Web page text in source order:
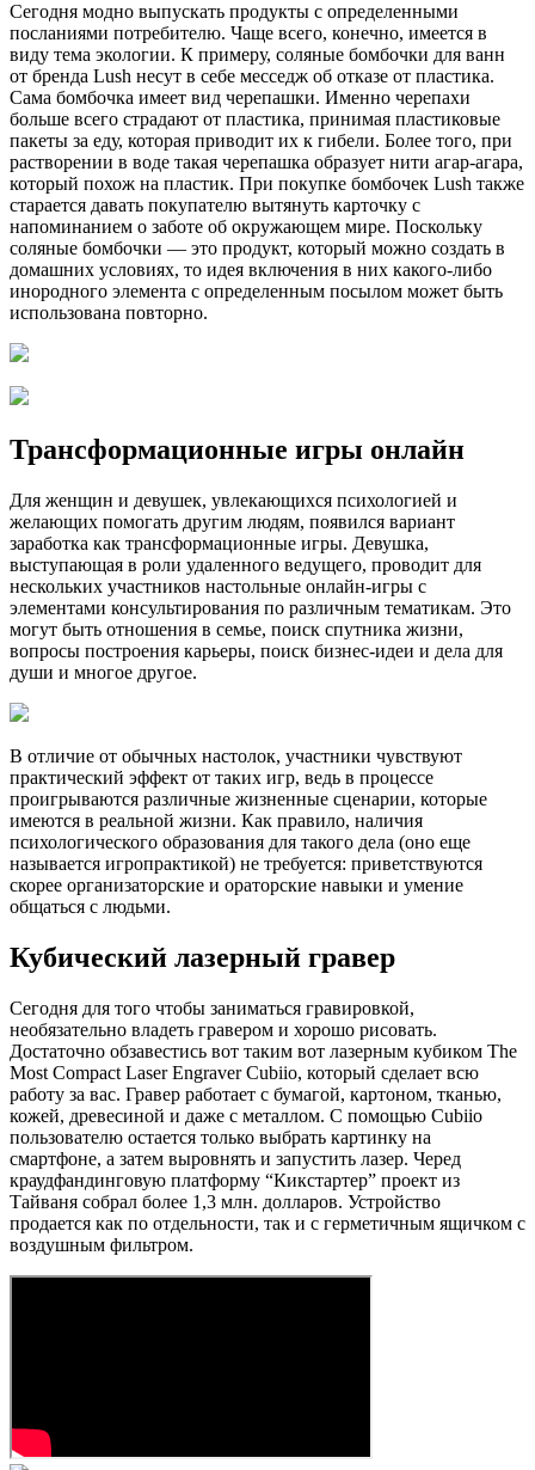
Сегодня модно выпускать продукты с определенными
посланиями потребителю. Чаще всего, конечно, имеется в
виду тема экологии. К примеру, соляные бомбочки для ванн
от бренда Lush несут в себе месседж об отказе от пластика.
Сама бомбочка имеет вид черепашки. Именно черепахи
больше всего страдают от пластика, принимая пластиковые
пакеты за еду, которая приводит их к гибели. Более того, при
растворении в воде такая черепашка образует нити агар-агара,
который похож на пластик. При покупке бомбочек Lush также
старается давать покупателю вытянуть карточку с
напоминанием о заботе об окружающем мире. Поскольку
соляные бомбочки — это продукт, который можно создать в
домашних условиях, то идея включения в них какого-либо
инородного элемента с определенным посылом может быть
использована повторно.
Трансформационные игры онлайн
Для женщин и девушек, увлекающихся психологией и
желающих помогать другим людям, появился вариант
заработка как трансформационные игры. Девушка,
выступающая в роли удаленного ведущего, проводит для
нескольких участников настольные онлайн-игры с
элементами консультирования по различным тематикам. Это
могут быть отношения в семье, поиск спутника жизни,
вопросы построения карьеры, поиск бизнес-идеи и дела для
души и многое другое.
В отличие от обычных настолок, участники чувствуют
практический эффект от таких игр, ведь в процессе
проигрываются различные жизненные сценарии, которые
имеются в реальной жизни. Как правило, наличия
психологического образования для такого дела (оно еще
называется игропрактикой) не требуется: приветствуются
скорее организаторские и ораторские навыки и умение
общаться с людьми.
Кубический лазерный гравер
Сегодня для того чтобы заниматься гравировкой,
необязательно владеть гравером и хорошо рисовать.
Достаточно обзавестись вот таким вот лазерным кубиком The
Most Compact Laser Engraver Cubiio, который сделает всю
работу за вас. Гравер работает с бумагой, картоном, тканью,
кожей, древесиной и даже с металлом. С помощью Cubiio
пользователю остается только выбрать картинку на
смартфоне, а затем выровнять и запустить лазер. Черед
краудфандинговую платформу “Кикстартер” проект из
Тайваня собрал более 1,3 млн. долларов. Устройство
продается как по отдельности, так и с герметичным ящичком с
воздушным фильтром.